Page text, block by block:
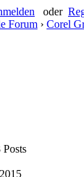
oder
Forum › Corel